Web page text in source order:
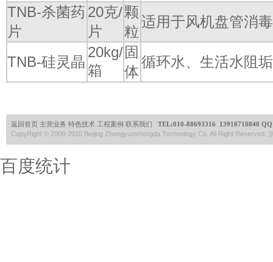
TNB-杀菌药
片
20克/
片
颗
粒
适用于风机盘管消
TNB-硅灵晶
20kg/
箱
固
体
循环水、生活水阻
返回首页 主营业务 特色技术 工程案例 联系我们 TEL:010-88693316 13910710840
CopyRight © 2008-2010 Beijing Zhongyunshengda Technology Co. All Right Reserved.
百度统计